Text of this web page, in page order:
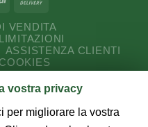
VENDITA
ASSISTENZA CLIENTI
COOKIES
Romagna s.a.s.
18/20 - 47843 Misano A.
vostra privacy
per migliorare la vostra